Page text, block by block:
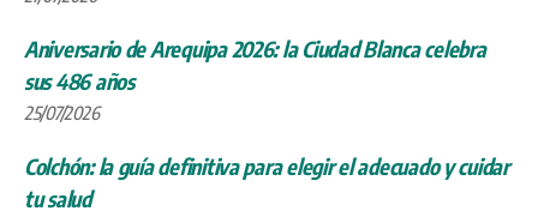
Aniversario de Arequipa 2026: la Ciudad Blanca celebra
sus 486 años
25/07/2026
Colchón: la guía definitiva para elegir el adecuado y cuidar
tu salud